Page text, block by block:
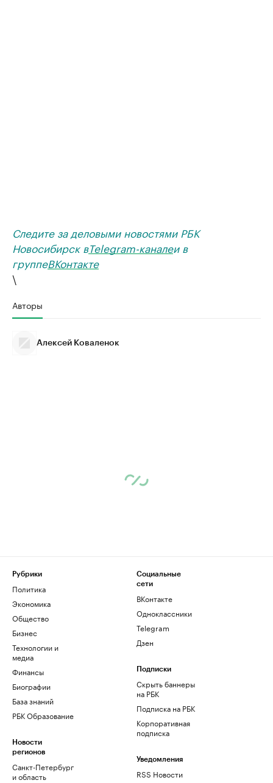
Следите за деловыми новостями РБК
Новосибирск вTelegram-каналеи в
группеВКонтакте
\
Авторы
Алексей Коваленок
Рубрики
Политика
Экономика
Общество
Бизнес
Технологии и
медиа
Финансы
Биографии
База знаний
РБК Образование
Новости
регионов
Санкт-Петербург
и область
Социальные
сети
ВКонтакте
Одноклассники
Telegram
Дзен
Подписки
Скрыть баннеры
на РБК
Подписка на РБК
Корпоративная
подписка
Уведомления
RSS Новости